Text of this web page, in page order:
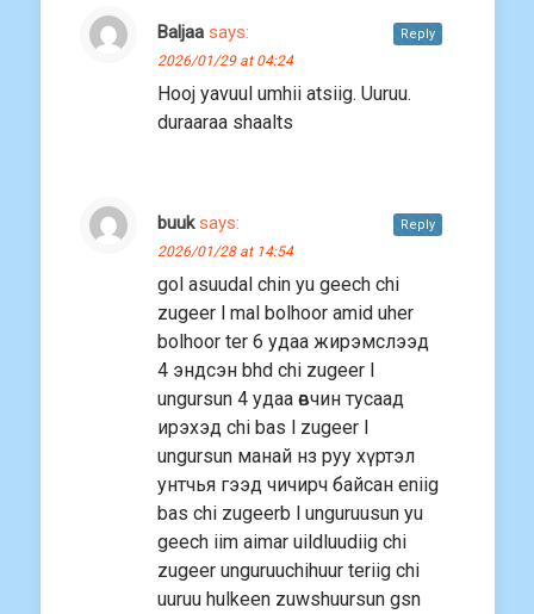
Baljaa says:
2026/01/29 at 04:24
Hooj yavuul umhii atsiig. Uuruu.
duraaraa shaalts
Reply
buuk says:
2026/01/28 at 14:54
gol asuudal chin yu geech chi
zugeer l mal bolhoor amid uher
bolhoor ter 6 удаа жирэмслээд
4 эндсэн bhd chi zugeer l
ungursun 4 удаа өвчин тусаад
ирэхэд chi bas l zugeer l
ungursun манай нз руу хүртэл
унтчья гээд чичирч байсан eniig
bas chi zugeerb l unguruusun yu
geech iim aimar uildluudiig chi
zugeer unguruuchihuur teriig chi
uuruu hulkeen zuwshuursun gsn
Reply